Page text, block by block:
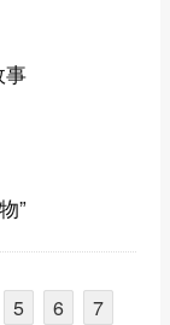
事
”
5 6 7